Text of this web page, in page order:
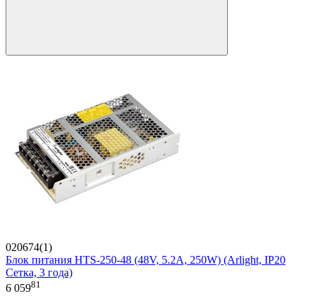
020674(1)
Блок питания HTS-250-48 (48V, 5.2A, 250W) (Arlight, IP20
Сетка, 3 года)
6 05981